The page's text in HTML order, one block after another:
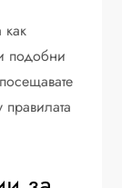
как
подобни